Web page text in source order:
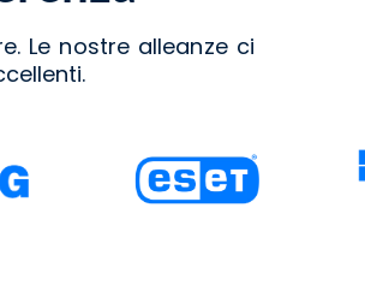
Le nostre alleanze ci